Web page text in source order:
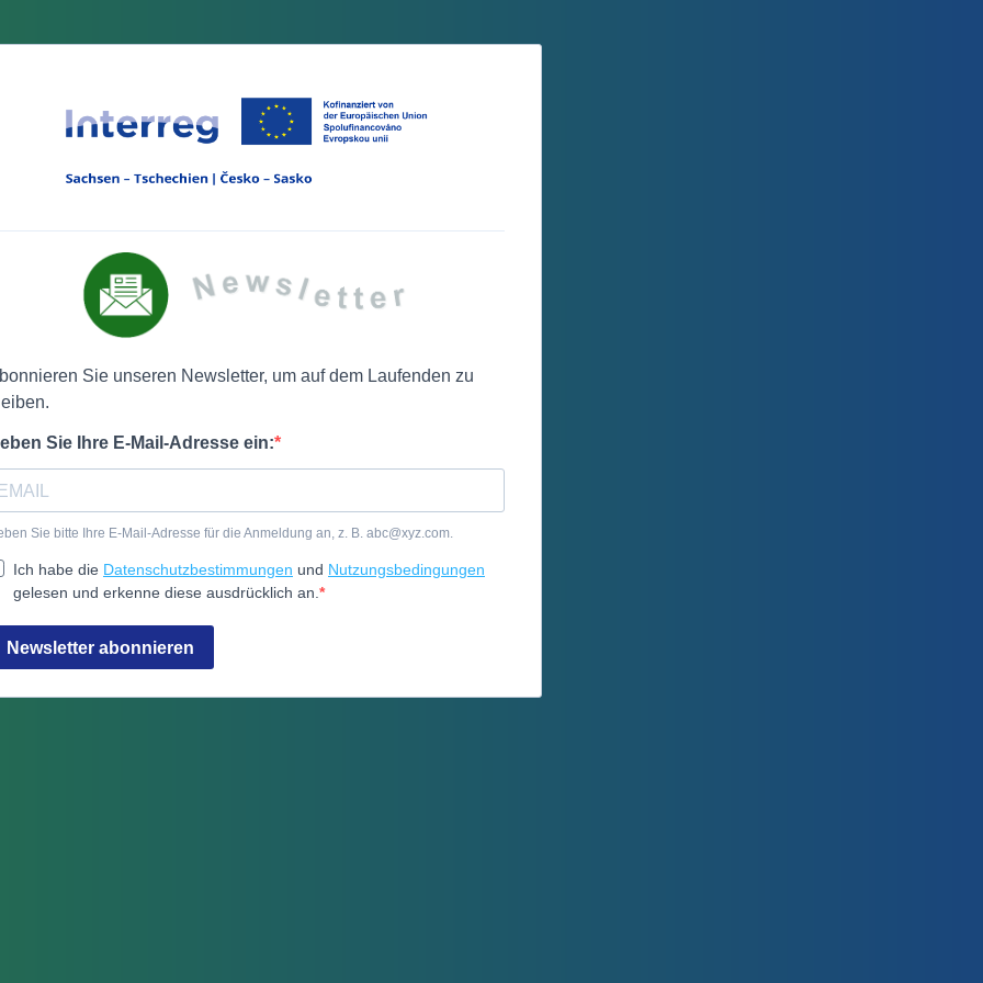
Sie unseren Newsletter, um auf dem Laufenden zu
Sie Ihre E-Mail-Adresse ein:
Sie bitte Ihre E-Mail-Adresse für die Anmeldung an, z. B. abc@xyz.com.
Ich habe die Datenschutzbestimmungen und Nutzungsbedingungen
gelesen und erkenne diese ausdrücklich an.
Newsletter abonnieren